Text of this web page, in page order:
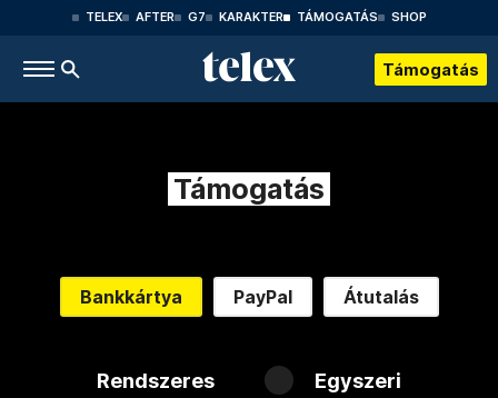
TELEX AFTER G7 KARAKTER TÁMOGATÁS SHOP
Támogatás
Támogatás
Bankkártya PayPal Átutalás
Rendszeres Egyszeri